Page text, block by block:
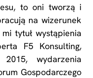
to oni tworzą i
na wizerunek
tytuł wystąpienia
F5 Konsulting,
wydarzenia
Gospodarczego